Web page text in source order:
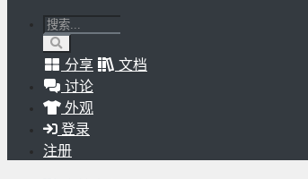
分享
文档
讨论
外观
登录
注册